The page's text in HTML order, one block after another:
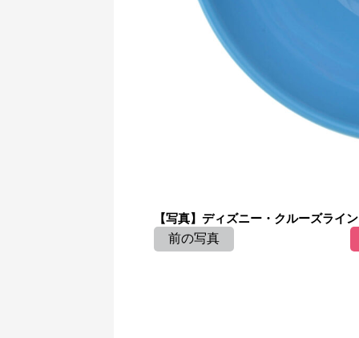
【写真】ディズニー・クルーズライ
前の写真